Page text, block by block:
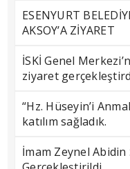
ESENYURT
AKSOY’A ZİYARET
İSKİ Genel
ziyaret
“Hz. Hüseyin’i
katılım sağladık.
İmam Zeynel Abidin